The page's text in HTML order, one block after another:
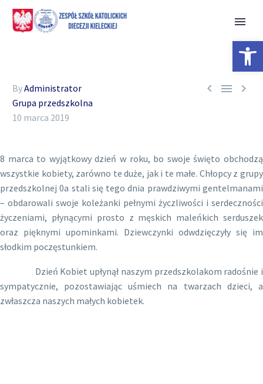
  
ByAdministrator
Grupa przedszkolna
10 marca 2019
8 marca to wyjątkowy dzień w roku, bo swoje święto obchodzą
wszystkie kobiety, zarówno te duże, jak i te małe. Chłopcy z grupy
przedszkolnej 0a stali się tego dnia prawdziwymi gentelmanami
– obdarowali swoje koleżanki pełnymi życzliwości i serdeczności
życzeniami, płynącymi prosto z męskich maleńkich serduszek
oraz pięknymi upominkami. Dziewczynki odwdzięczyły się im
słodkim poczęstunkiem.
Dzień Kobiet upłynął naszym przedszkolakom radośnie i
sympatycznie, pozostawiając uśmiech na twarzach dzieci, a
zwłaszcza naszych małych kobietek.